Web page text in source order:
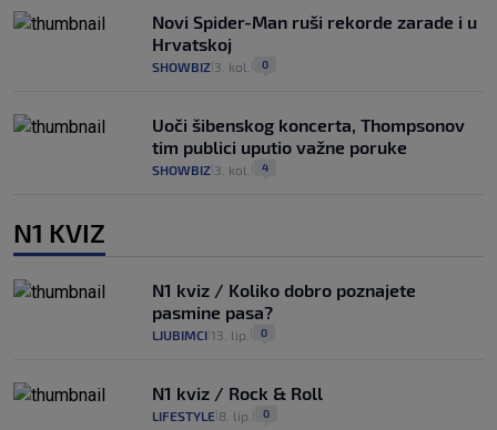
Novi Spider-Man ruši rekorde zarade i u
Hrvatskoj
SHOWBIZ 3. kol. 0
Uoči šibenskog koncerta, Thompsonov
tim publici uputio važne poruke
SHOWBIZ 3. kol. 4
N1 KVIZ
N1 kviz / Koliko dobro poznajete
pasmine pasa?
LJUBIMCI 13. lip. 0
N1 kviz / Rock & Roll
LIFESTYLE 8. lip. 0